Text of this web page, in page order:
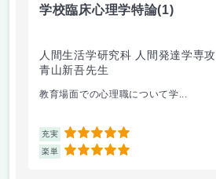
学校臨床心理学特論(1)
人間生活学研究科 人間発達学専攻
青山新吾先生
教育場面での心理職について学...
充実 5
楽単 5